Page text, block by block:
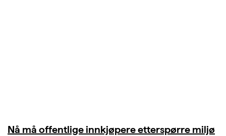
Nå må offentlige innkjøpere etterspørre miljø